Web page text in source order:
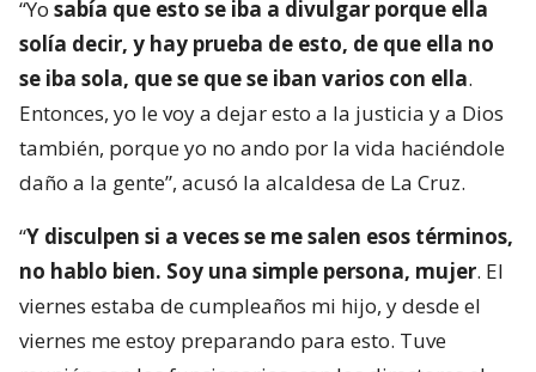
“Yo sabía que esto se iba a divulgar porque ella
solía decir, y hay prueba de esto, de que ella no
se iba sola, que se que se iban varios con ella.
Entonces, yo le voy a dejar esto a la justicia y a Dios
también, porque yo no ando por la vida haciéndole
daño a la gente”, acusó la alcaldesa de La Cruz.
“Y disculpen si a veces se me salen esos términos,
no hablo bien. Soy una simple persona, mujer. El
viernes estaba de cumpleaños mi hijo, y desde el
viernes me estoy preparando para esto. Tuve